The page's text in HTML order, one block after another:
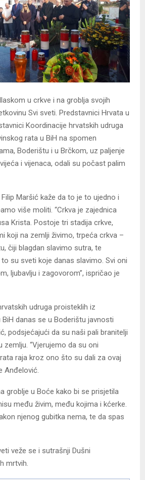
u crkve i na groblja svojih
Svi sveti. Predstavnici Hrvata u
Koordinacije hrvatskih udruga
rata u BiH na spomen
Boderištu i u Brčkom, uz paljenje
i vijenaca, odali su počast palim
Maršić kaže da to je to ujedno i
više moliti. “Crkva je zajednica
Krista. Postoje tri stadija crkve,
koji na zemlji živimo, trpeća crkva –
čiji blagdan slavimo sutra, te
su sveti koje danas slavimo. Svi oni
ljubavlju i zagovorom”, ispričao je
udruga proisteklih iz
danas se u Boderištu javnosti
podsjećajući da su naši pali branitelji
zemlju. “Vjerujemo da su oni
raja kroz ono što su dali za ovaj
Anđelović.
groblje u Boće kako bi se prisjetila
među živim, među kojima i kćerke.
njenog gubitka nema, te da spas
veže se i sutrašnji Dušni
mrtvih.